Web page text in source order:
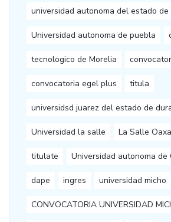
universidad autonoma del estado de
Universidad autonoma de puebla
tecnologico de Morelia
convocatoria egel plus titula
universidsd juarez del estado de
Universidad la salle La Salle
titulate Universidad autonoma de
dape ingres universidad micho
CONVOCATORIA UNIVERSIDAD